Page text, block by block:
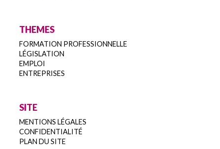
THEMES
FORMATION PROFESSIONNELLE
LÉGISLATION
EMPLOI
ENTREPRISES
SITE
MENTIONS LÉGALES
CONFIDENTIALITÉ
PLAN DU SITE